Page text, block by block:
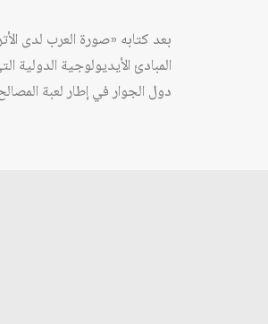
بعد كتابه «صورة العرب لدى
المبادئ الأيديولوجية
دول الجوار في إطار لعبة